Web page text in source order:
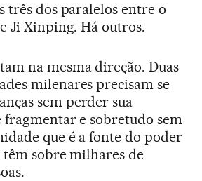
três dos paralelos entre o
Ji Xinping. Há outros.
na mesma direção. Duas
milenares precisam se
sem perder sua
fragmentar e sobretudo sem
que é a fonte do poder
têm sobre milhares de